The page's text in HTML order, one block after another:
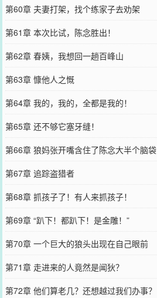
第60章 夫妻打架，找个练家子去劝架
第61章 本次比试，陈念胜出！
第62章 春姨，我想回一趟百峰山
第63章 慷他人之慨
第64章 我的，我的，全都是我的！
第65章 还不够它塞牙缝！
第66章 狼妈张开嘴含住了陈念大半个脑袋
第67章 追踪盗猎者
第68章 抓孩子了！有人来抓孩子！
第69章 “趴下！都趴下！是金雕！”
第70章 一个巨大的狼头出现在自己眼前
第71章 走进来的人竟然是闻狄？
第72章 他们算老几？还想越过我们办事？